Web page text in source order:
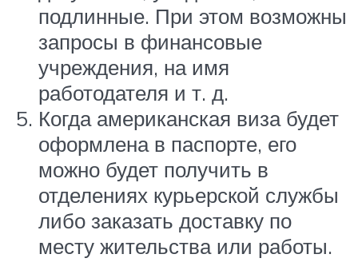
подлинные. При этом возможны
запросы в финансовые
учреждения, на имя
работодателя и т. д.
Когда американская виза будет
оформлена в паспорте, его
можно будет получить в
отделениях курьерской службы
либо заказать доставку по
месту жительства или работы.